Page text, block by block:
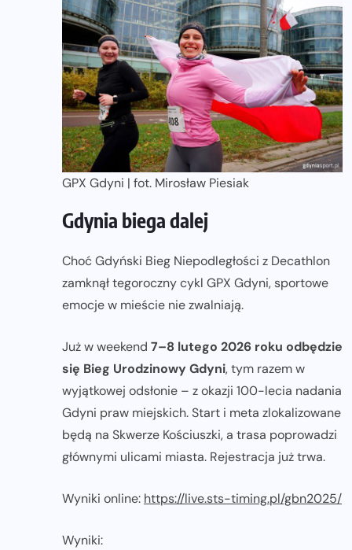
GPX Gdyni | fot. Mirosław Piesiak
Gdynia biega dalej
Choć Gdyński Bieg Niepodległości z Decathlon
zamknął tegoroczny cykl GPX Gdyni, sportowe
emocje w mieście nie zwalniają.
Już w weekend 7–8 lutego 2026 roku odbędzie
się Bieg Urodzinowy Gdyni, tym razem w
wyjątkowej odsłonie – z okazji 100-lecia nadania
Gdyni praw miejskich. Start i meta zlokalizowane
będą na Skwerze Kościuszki, a trasa poprowadzi
głównymi ulicami miasta. Rejestracja już trwa.
Wyniki online: https://live.sts-timing.pl/gbn2025/
Wyniki: